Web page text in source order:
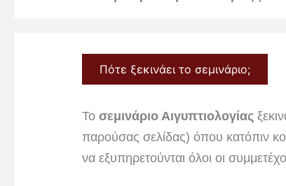
Πότε ξεκινάει το σεμινάριο;
Το σεμινάριο Αιγυπτιολογίας
παρούσας σελίδας) όπου κατόπιν
να εξυπηρετούνται όλοι οι